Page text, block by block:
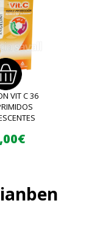
VIT C 36
,00€